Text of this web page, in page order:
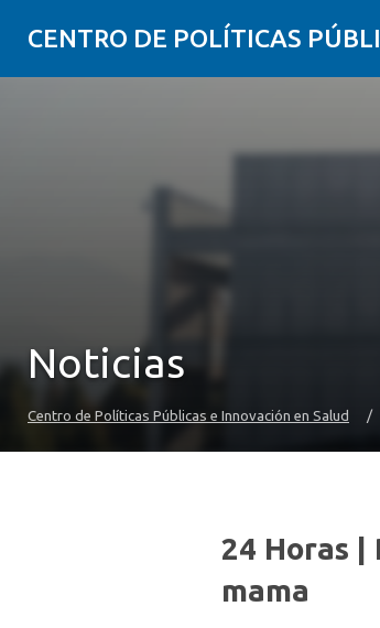
CENTRO DE POLÍTICAS
Noticias
Centro de Políticas Públicas e Innovación en Salud /
24 Horas |
mama